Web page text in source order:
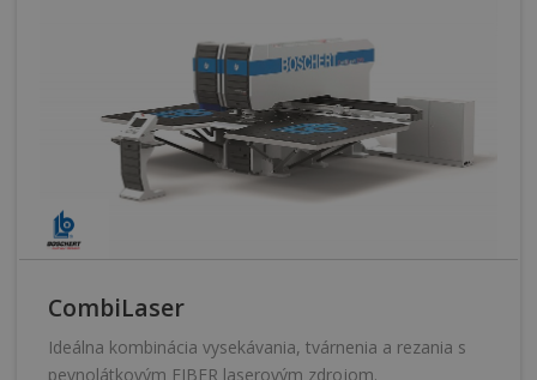
CombiLaser
Ideálna kombinácia vysekávania, tvárnenia a rezania s
pevnolátkovým FIBER laserovým zdrojom.